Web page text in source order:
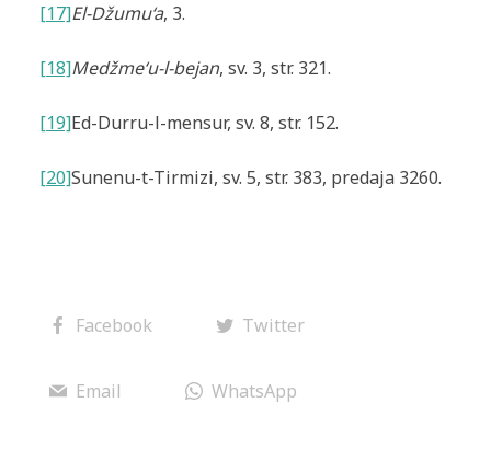
[17]El-Džumu‘a, 3.
[18]Medžme‘u-l-bejan, sv. 3, str. 321.
[19]Ed-Durru-l-mensur, sv. 8, str. 152.
[20]Sunenu-t-Tirmizi, sv. 5, str. 383, predaja 3260.
Facebook Twitter
Email WhatsApp